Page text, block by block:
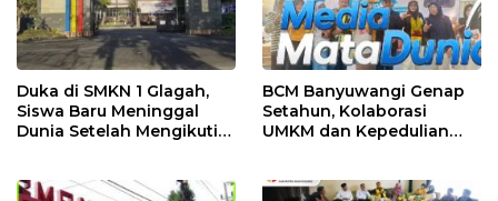
Duka di SMKN 1 Glagah,
Siswa Baru Meninggal
Dunia Setelah Mengikuti
BCM Banyuwangi Genap
Setahun, Kolaborasi
UMKM dan Kepedulian